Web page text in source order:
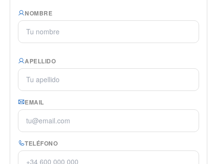
NOMBRE
APELLIDO
EMAIL
TELÉFONO